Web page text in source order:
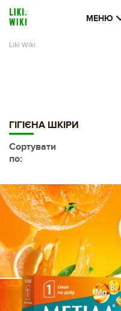
МЕНЮ
Liki Wiki
ГІГІЄНА ШКІРИ
Сортувати
по: